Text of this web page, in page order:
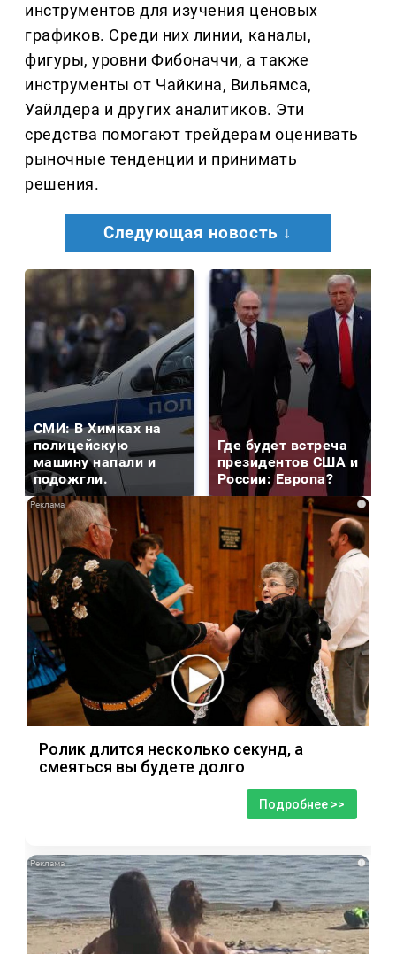
инструментов для изучения ценовых
графиков. Среди них линии, каналы,
фигуры, уровни Фибоначчи, а также
инструменты от Чайкина, Вильямса,
Уайлдера и других аналитиков. Эти
средства помогают трейдерам оценивать
рыночные тенденции и принимать
решения.
Следующая новость ↓
СМИ: В Химках на
полицейскую
машину напали и
подожгли.
Где будет встреча
президентов США и
России: Европа?
i
Ролик длится несколько секунд, а
смеяться вы будете долго
Подробнее >>
i